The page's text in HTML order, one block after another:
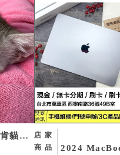
貓
曼
店家
商品
2024